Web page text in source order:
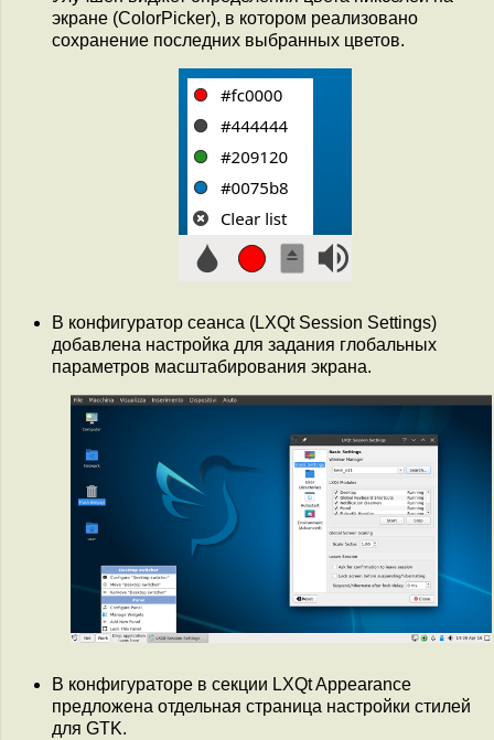
экране (СolorPicker), в котором реализовано
сохранение последних выбранных цветов.
В конфигуратор сеанса (LXQt Session Settings)
добавлена настройка для задания глобальных
параметров масштабирования экрана.
В конфигураторе в секции LXQt Appearance
предложена отдельная страница настройки стилей
для GTK.